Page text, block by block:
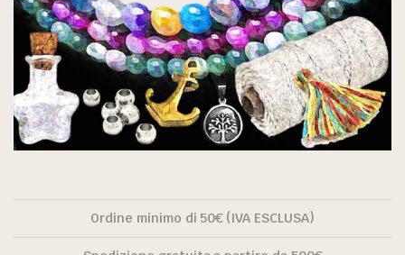
Ordine minimo di 50€ (IVA ESCLUSA)